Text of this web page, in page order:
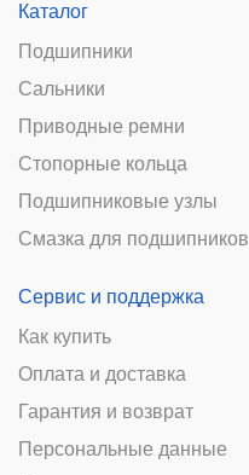
Каталог
Подшипники
Сальники
Приводные ремни
Стопорные кольца
Подшипниковые узлы
Смазка для подшипников
Сервис и поддержка
Как купить
Оплата и доставка
Гарантия и возврат
Персональные данные